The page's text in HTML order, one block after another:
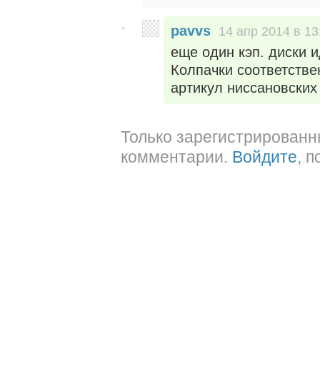
pavvs 14 апр 2014 в
еще один кэп. диски
Колпачки
артикул
Только
комментарии. Войдите,